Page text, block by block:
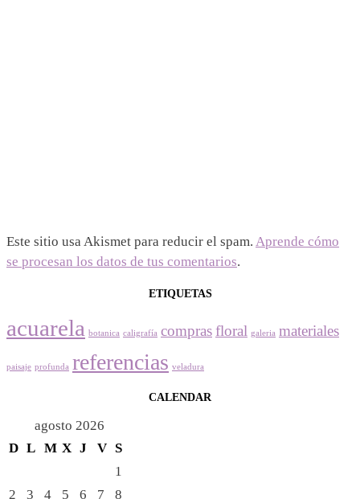
Este sitio usa Akismet para reducir el spam. Aprende cómo
se procesan los datos de tus comentarios.
ETIQUETAS
acuarela botanica caligrafía comprasfloral galeria materiales
paisaje profunda referencias veladura
CALENDAR
agosto 2026
D L M X J V S
1
2
3 4 5 6 7
8